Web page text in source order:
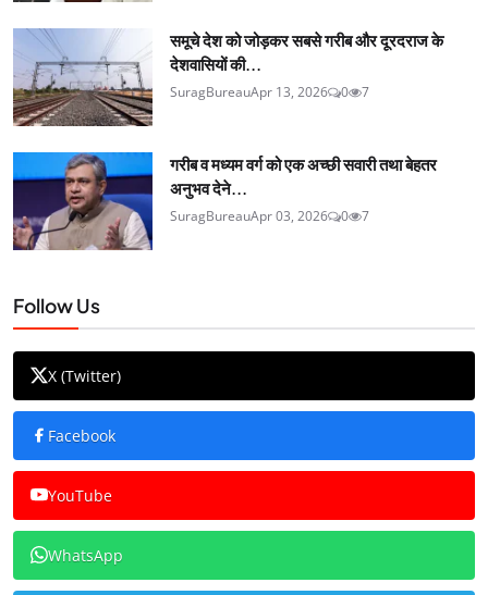
समूचे देश को जोड़कर सबसे गरीब और दूरदराज के
देशवासियों की...
SuragBureauApr 13, 2026 0 7
गरीब व मध्यम वर्ग को एक अच्छी सवारी तथा बेहतर
अनुभव देने...
SuragBureauApr 03, 2026 0 7
Follow Us
X (Twitter)
Facebook
YouTube
WhatsApp